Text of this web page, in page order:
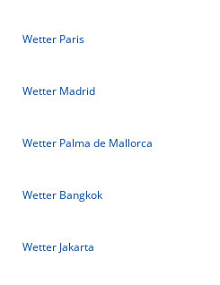
Wetter Paris
Wetter Madrid
Wetter Palma de Mallorca
Wetter Bangkok
Wetter Jakarta